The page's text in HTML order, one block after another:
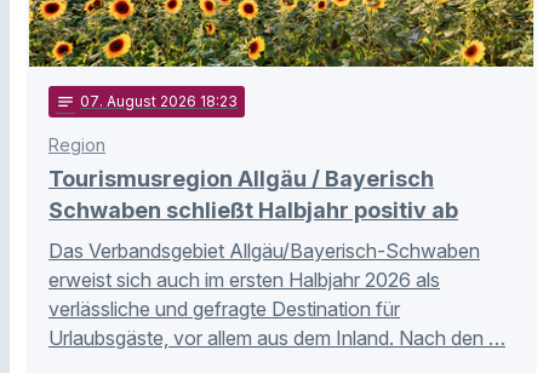
notes 07. August 2026 18:23
Region
Tourismusregion Allgäu / Bayerisch
Schwaben schließt Halbjahr positiv ab
Das Verbandsgebiet Allgäu/Bayerisch-Schwaben
erweist sich auch im ersten Halbjahr 2026 als
verlässliche und gefragte Destination für
Urlaubsgäste, vor allem aus dem Inland. Nach den …